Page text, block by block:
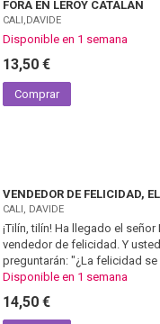
FORA EN LEROY CATALAN
CALI,DAVIDE
Disponible en 1 semana
13,50 €
Comprar
VENDEDOR DE FELICIDAD, EL
CALI, DAVIDE
¡Tilín, tilín! Ha llegado el señor
vendedor de felicidad. Y
preguntarán: "¿La felicidad se
Disponible en 1 semana
14,50 €